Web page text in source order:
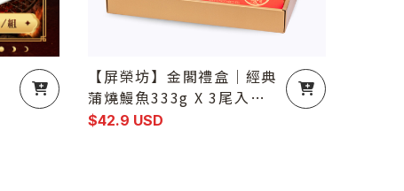
【屏榮坊】金閣禮盒｜經典
蒲燒鰻魚333g X 3尾入｜
榮獲水產精品獎
$42.9 USD